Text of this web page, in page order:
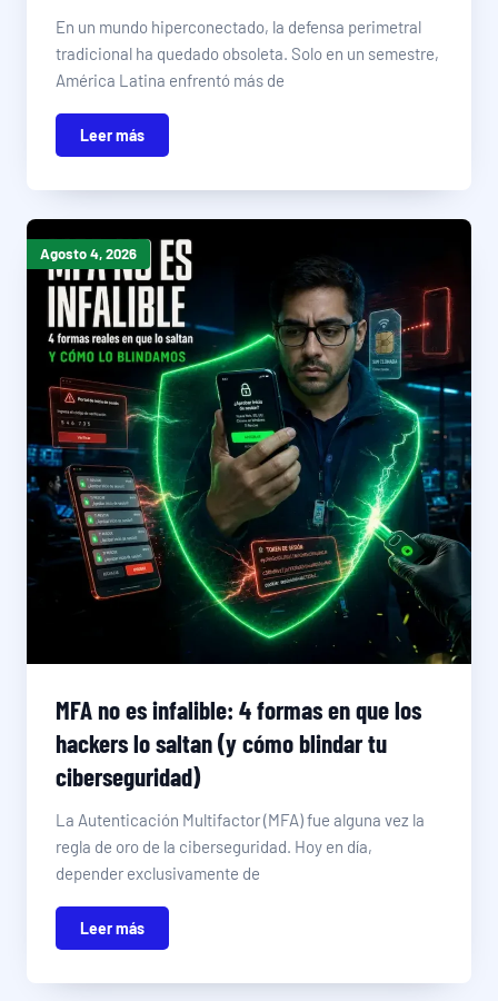
En un mundo hiperconectado, la defensa perimetral
tradicional ha quedado obsoleta. Solo en un semestre,
América Latina enfrentó más de
Leer más
Agosto 4, 2026
MFA no es infalible: 4 formas en que los
hackers lo saltan (y cómo blindar tu
ciberseguridad)
La Autenticación Multifactor (MFA) fue alguna vez la
regla de oro de la ciberseguridad. Hoy en día,
depender exclusivamente de
Leer más